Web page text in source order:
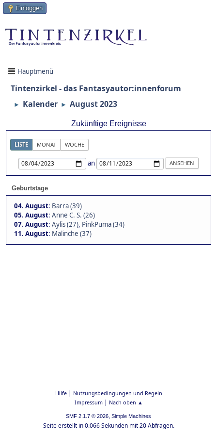
Einloggen
Hauptmenü
Tintenzirkel - das Fantasyautor:innenforum
► Kalender ► August 2023
Zukünftige Ereignisse
LISTE MONAT WOCHE
an
Geburtstage
04. August: Barra (39)
05. August: Anne C. S. (26)
07. August: Aylis (27), PinkPuma (34)
11. August: Malinche (37)
Hilfe| Nutzungsbedingungen und Regeln
Impressum| Nach oben ▲
SMF 2.1.7 © 2026, Simple Machines
Seite erstellt in 0.066 Sekunden mit 20 Abfragen.